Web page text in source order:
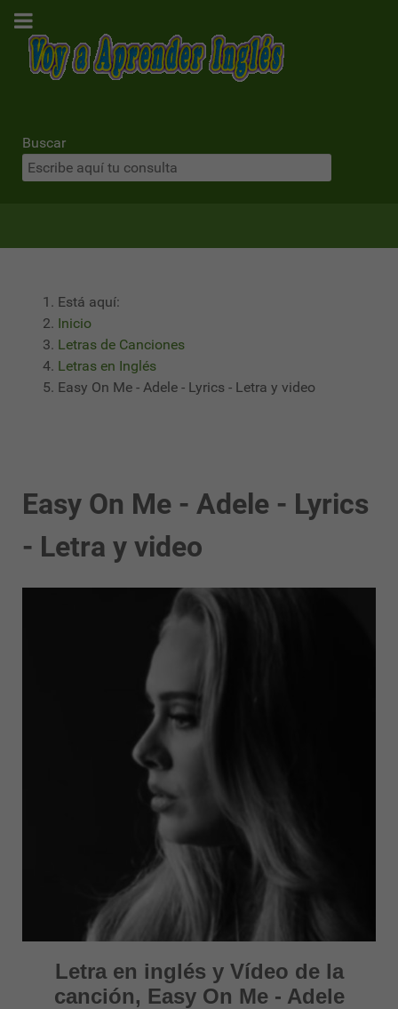
Buscar
Está aquí:
Inicio
Letras de Canciones
Letras en Inglés
Easy On Me - Adele - Lyrics - Letra y video
Easy On Me - Adele - Lyrics
- Letra y video
Letra en inglés y Vídeo de la
canción, Easy On Me - Adele